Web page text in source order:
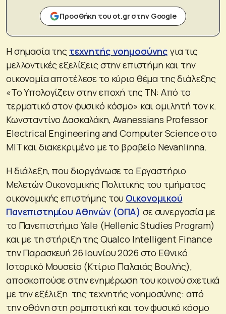
Προσθήκη του ot.gr στην Google
Η σημασία της τεχνητής νοημοσύνης για τις
μελλοντικές εξελίξεις στην επιστήμη και την
οικονομία αποτέλεσε το κύριο θέμα της διάλεξης
«Το Υπολογίζειν στην εποχή της ΤΝ: Από το
τερματικό στον φυσικό κόσμο» και ομιλητή τον κ.
Κωνσταντίνο Δασκαλάκη, Avanessians Professor
Electrical Engineering and Computer Science στο
MIT και διακεκριμένο με το βραβείο Nevanlinna.
Η διάλεξη, που διοργάνωσε το Εργαστήριο
Μελετών Οικονομικής Πολιτικής του τμήματος
οικονομικής επιστήμης του Οικονομικού
Πανεπιστημίου Αθηνών (ΟΠΑ) σε συνεργασία με
το Πανεπιστήμιο Yale (Hellenic Studies Program)
και με τη στήριξη της Qualco Intelligent Finance
την Παρασκευή 26 Ιουνίου 2026 στο Εθνικό
Ιστορικό Μουσείο (Κτίριο Παλαιάς Βουλής),
αποσκοπούσε στην ενημέρωση του κοινού σχετικά
με την εξέλιξη της τεχνητής νοημοσύνης: από
την οθόνη στη ρομποτική και τον φυσικό κόσμο